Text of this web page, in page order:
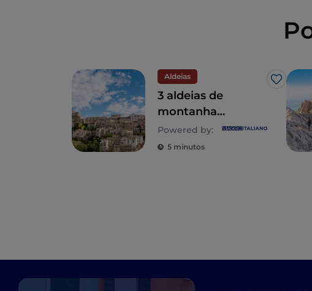
Aldeias
Gosto
3 aldeias de
montanha
escondidas para
descobrir em
Powered by:
5 minutos